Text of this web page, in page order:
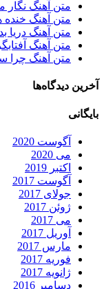
متن آهنگ نگار
متن آهنگ خنده
متن آهنگ دریا
متن آهنگ
متن آهنگ چرا
آخرین دیدگاه‌ها
بایگانی
آگوست 2020
می 2020
اکتبر 2019
آگوست 2017
جولای 2017
ژوئن 2017
می 2017
آوریل 2017
مارس 2017
فوریه 2017
ژانویه 2017
دسامبر 2016